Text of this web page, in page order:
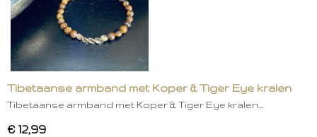
Tibetaanse armband met Koper & Tiger Eye kralen
Tibetaanse armband met Koper & Tiger Eye kralen…
€ 12,99